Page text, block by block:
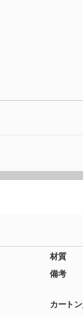
材質
備考
カート